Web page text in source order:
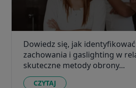
Dowiedz się, jak
zachowania i gaslighting w
skuteczne metody obrony...
CZYTAJ